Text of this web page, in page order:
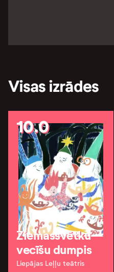
Visas izrādes
10.0
Ziemassvētku
vecīšu dumpis
Liepājas Leļļu teātris